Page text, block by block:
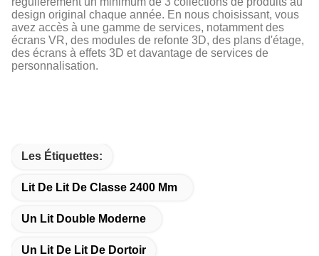
design original chaque année. En nous choisissant, vous
avez accès à une gamme de services, notamment des
écrans VR, des modules de refonte 3D, des plans d'étage,
des écrans à effets 3D et davantage de services de
personnalisation.
Les Étiquettes:
Lit De Lit De Classe 2400 Mm
Un Lit Double Moderne
Un Lit De Lit De Dortoir